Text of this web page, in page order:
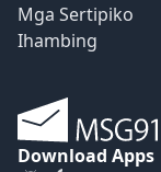
Mga Sertipiko
Ihambing
Download Apps